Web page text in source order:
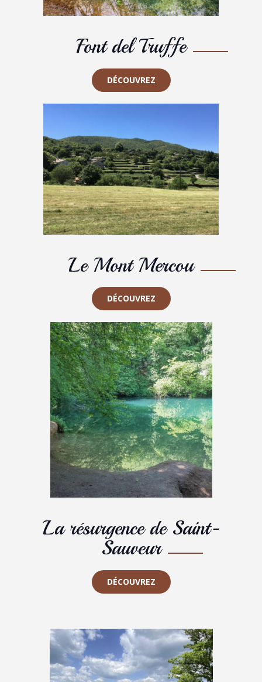
Font del Truffe
DÉCOUVREZ
Le Mont Mercou
DÉCOUVREZ
La résurgence de Saint-
Sauveur
DÉCOUVREZ